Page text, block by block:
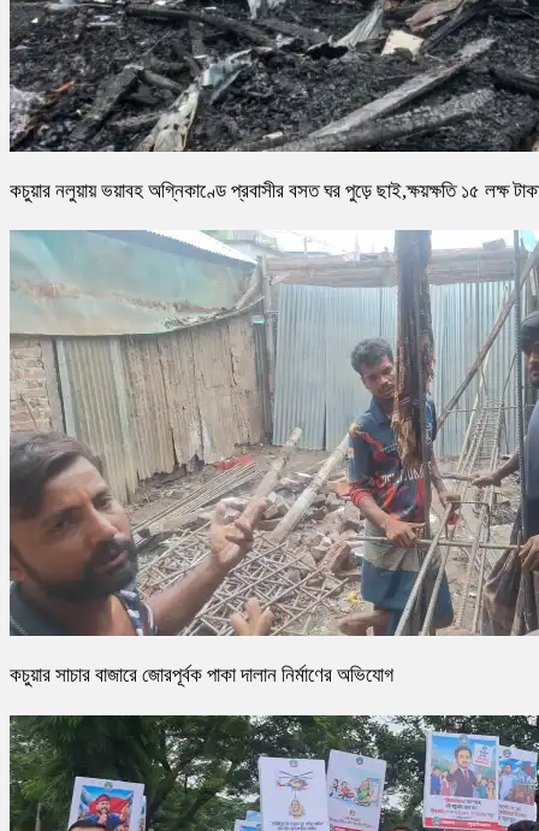
কচুয়ার নলুয়ায় ভয়াবহ অগ্নিকাণ্ডে প্রবাসীর বসত ঘর পুড়ে ছাই,ক্ষয়ক্ষতি ১৫ লক্ষ
কচুয়ার সাচার বাজারে জোরপূর্বক পাকা দালান নির্মাণের অভিযোগ